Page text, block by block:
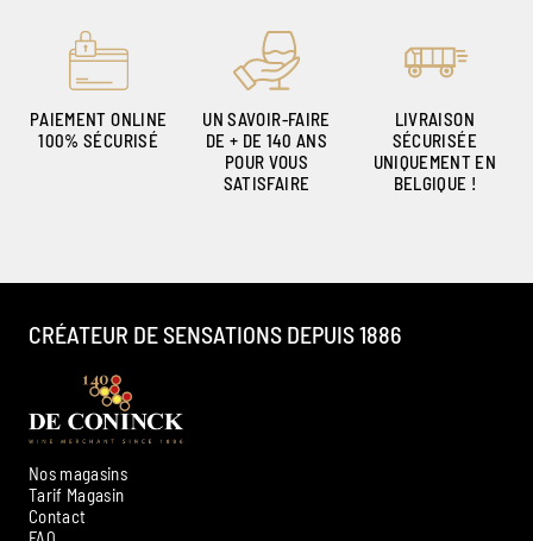
PAIEMENT ONLINE
100% SÉCURISÉ
UN SAVOIR-FAIRE
DE + DE 140 ANS
POUR VOUS
SATISFAIRE
LIVRAISON
SÉCURISÉE
UNIQUEMENT EN
BELGIQUE !
Nos magasins
Tarif Magasin
Contact
CRÉATEUR DE SENSATIONS DEPUIS 1886